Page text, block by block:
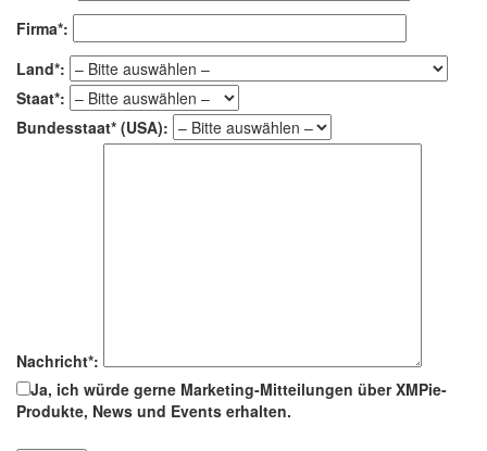
Firma*:
Land*:
Staat*:
Bundesstaat* (USA):
Nachricht*:
Ja, ich würde gerne Marketing-Mitteilungen über XMPie-
Produkte, News und Events erhalten.